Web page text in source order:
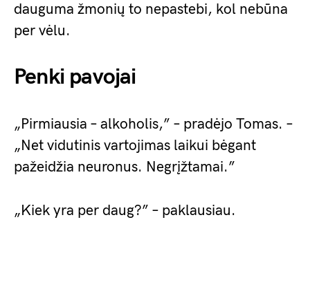
dauguma žmonių to nepastebi, kol nebūna
per vėlu.
Penki pavojai
„Pirmiausia – alkoholis,” – pradėjo Tomas. –
„Net vidutinis vartojimas laikui bėgant
pažeidžia neuronus. Negrįžtamai.”
„Kiek yra per daug?” – paklausiau.